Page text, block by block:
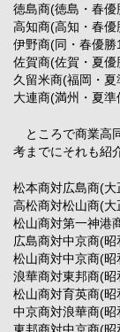
徳島商(徳島・春
高知商(高知・春
伊野商(同・春優勝
佐賀商(佐賀・夏優
久留米商(福岡・夏
大連商(満州・夏準
ところで商業高
考までにそれも紹
松本商対広島商(大
高松商対松山商(大
松山商対第一神港
広島商対中京商(昭
松山商対中京商(昭
浪華商対東邦商(昭
松山商対育英商(昭
中京商対浪華商(昭